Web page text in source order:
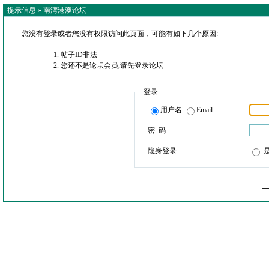
提示信息 » 南湾港澳论坛
您没有登录或者您没有权限访问此页面，可能有如下几个原因:
帖子ID非法
您还不是论坛会员,请先登录论坛
登录
用户名 Email
密 码
隐身登录